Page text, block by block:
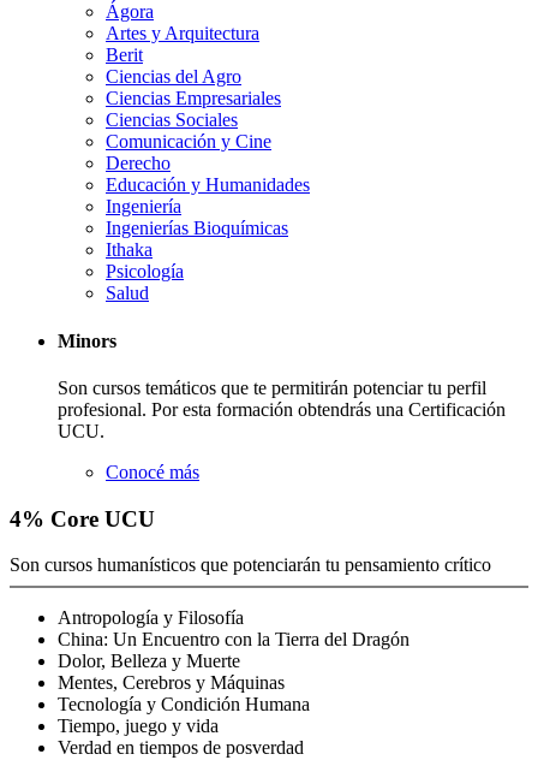
Ágora
Artes y Arquitectura
Berit
Ciencias del Agro
Ciencias Empresariales
Ciencias Sociales
Comunicación y Cine
Derecho
Educación y Humanidades
Ingeniería
Ingenierías Bioquímicas
Ithaka
Psicología
Salud
Minors
Son cursos temáticos que te permitirán potenciar tu perfil
profesional. Por esta formación obtendrás una Certificación
UCU.
Conocé más
4% Core UCU
Son cursos humanísticos que potenciarán tu pensamiento crítico
Antropología y Filosofía
China: Un Encuentro con la Tierra del Dragón
Dolor, Belleza y Muerte
Mentes, Cerebros y Máquinas
Tecnología y Condición Humana
Tiempo, juego y vida
Verdad en tiempos de posverdad